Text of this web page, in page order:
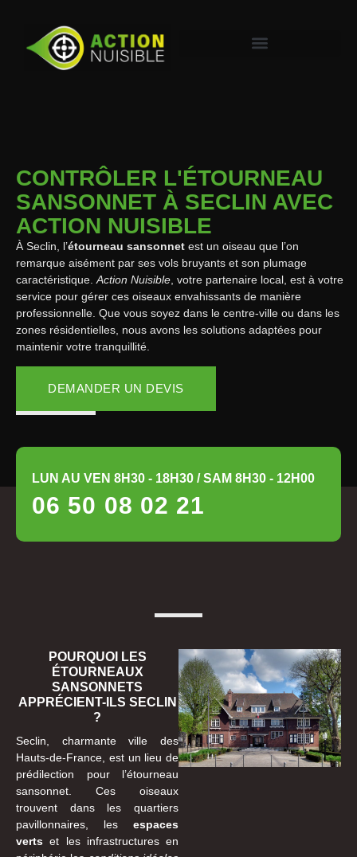
CONTRÔLER L'ÉTOURNEAU
SANSONNET À SECLIN AVEC
ACTION NUISIBLE
À Seclin, l’étourneau sansonnet est un oiseau que l’on
remarque aisément par ses vols bruyants et son plumage
caractéristique. Action Nuisible , votre partenaire local, est à votre
service pour gérer ces oiseaux envahissants de manière
professionnelle. Que vous soyez dans le centre-ville ou dans les
zones résidentielles, nous avons les solutions adaptées pour
maintenir votre tranquillité.
DEMANDER UN DEVIS
LUN AU VEN 8H30 - 18H30 / SAM 8H30 - 12H00
06 50 08 02 21
POURQUOI LES
ÉTOURNEAUX
SANSONNETS
APPRÉCIENT-ILS SECLIN
?
Seclin, charmante ville des
Hauts-de-France, est un lieu de
prédilection pour l’étourneau
sansonnet. Ces oiseaux
trouvent dans les quartiers
pavillonnaires, les espaces
verts et les infrastructures en